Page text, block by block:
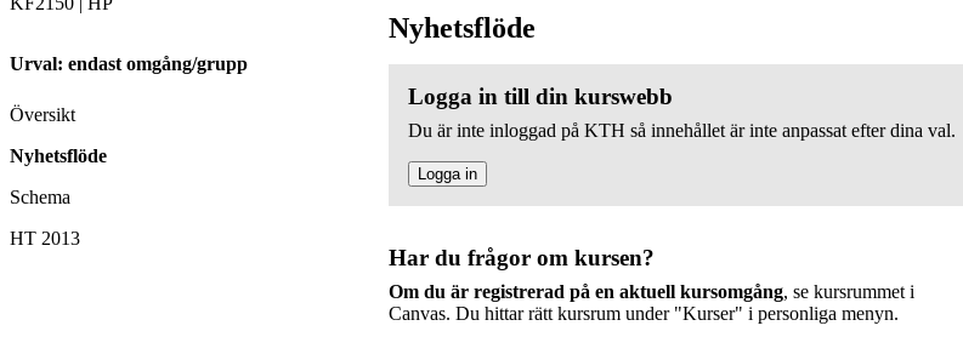
Nyhetsflöde
Logga in till din kurswebb
Du är inte inloggad på KTH så innehållet är inte anpassat efter dina val.
Logga in
Har du frågor om kursen?
Om du är registrerad på en aktuell kursomgång, se kursrummet i
Canvas. Du hittar rätt kursrum under "Kurser" i personliga menyn.
Urval: endast omgång/grupp
Översikt
Nyhetsflöde
Schema
HT 2013